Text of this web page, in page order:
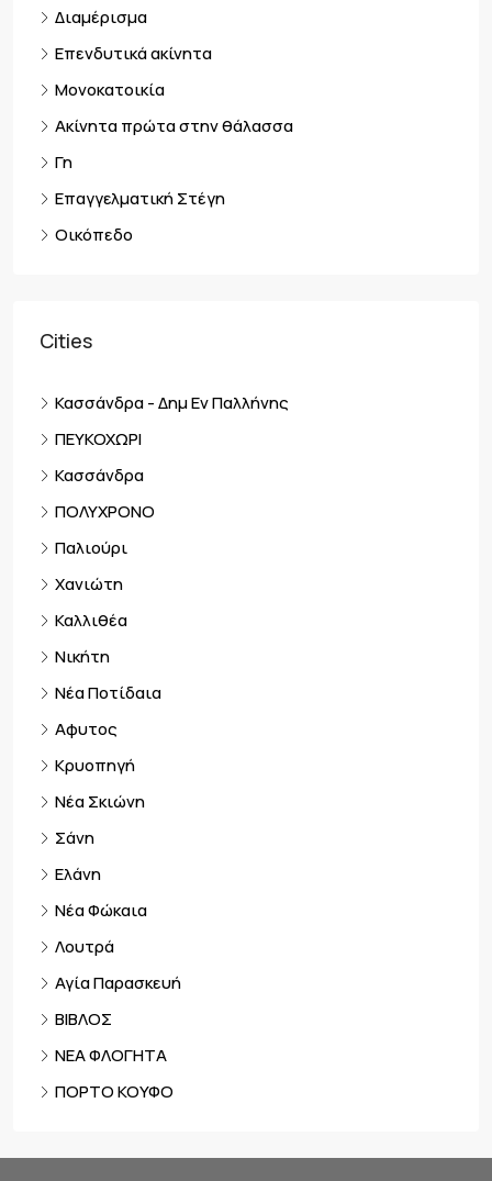
Διαμέρισμα
Επενδυτικά ακίνητα
Μονοκατοικία
Ακίνητα πρώτα στην θάλασσα
Γη
Επαγγελματική Στέγη
Οικόπεδο
Cities
Κασσάνδρα - Δημ Εν Παλλήνης
ΠΕΥΚΟΧΩΡΙ
Κασσάνδρα
ΠΟΛΥΧΡΟΝΟ
Παλιούρι
Χανιώτη
Καλλιθέα
Νικήτη
Νέα Ποτίδαια
Αφυτος
Κρυοπηγή
Νέα Σκιώνη
Σάνη
Ελάνη
Νέα Φώκαια
Λουτρά
Αγία Παρασκευή
ΒΙΒΛΟΣ
ΝΕΑ ΦΛΟΓΗΤΑ
ΠΟΡΤΟ ΚΟΥΦΟ